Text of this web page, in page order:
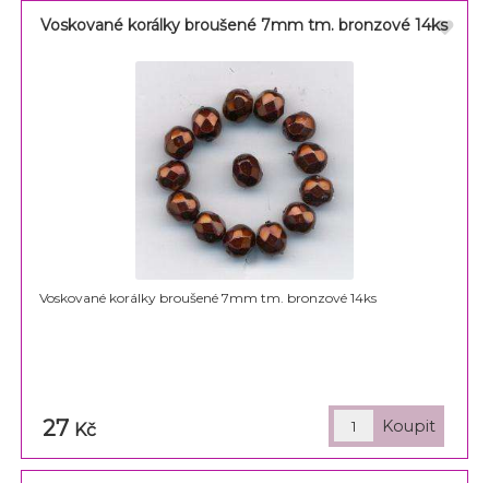
Voskované korálky broušené 7mm tm. bronzové 14ks
Voskované korálky broušené 7mm tm. bronzové 14ks
27 Kč